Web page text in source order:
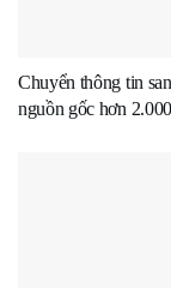
Chuyển thông tin
nguồn gốc hơn